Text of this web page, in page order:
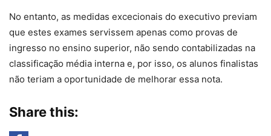
No entanto, as medidas excecionais do executivo previam
que estes exames servissem apenas como provas de
ingresso no ensino superior, não sendo contabilizadas na
classificação média interna e, por isso, os alunos finalistas
não teriam a oportunidade de melhorar essa nota.
Share this: